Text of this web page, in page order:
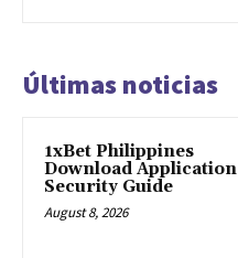
Últimas noticias
1xBet Philippines
Download Application
Security Guide
August 8, 2026